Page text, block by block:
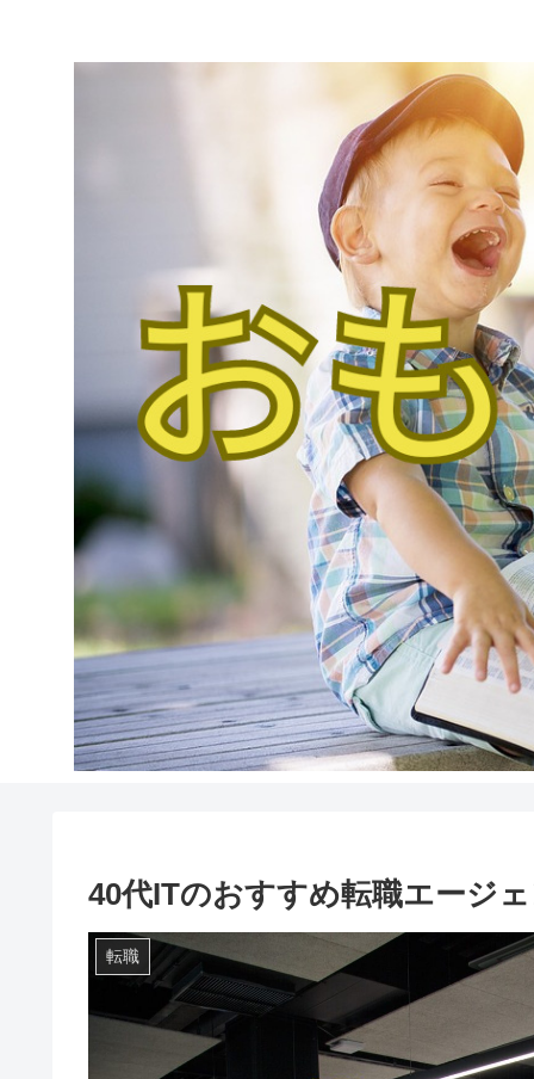
40代ITのおすすめ転職エージ
転職